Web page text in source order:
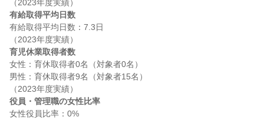
有給取得平均日数
有給取得平均日数：7.3日
育児休業取得者数
女性：育休取得者0名（対象者0名）
男性：育休取得者9名（対象者15名）
役員・管理職の女性比率
女性役員比率：0%